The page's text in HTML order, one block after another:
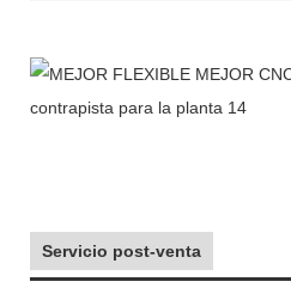
Servicio post-venta